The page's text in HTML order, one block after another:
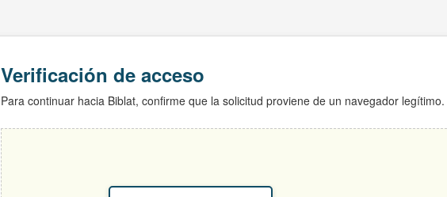
Verificación de acceso
Para continuar hacia Biblat, confirme que la solicitud proviene de un navegador legítimo.